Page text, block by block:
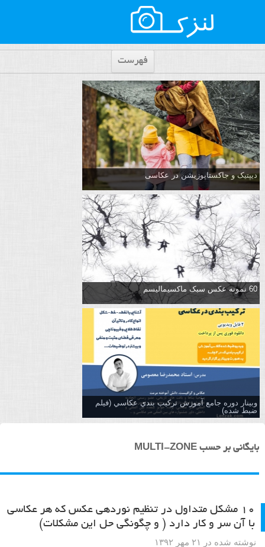
فهرست
دیپتیک و جاکستا‌پوزیشن در عکاسی
60 نمونه عکس سبک ماکسیمالیسم
وبینار دوره جامع آموزش تركيب بندي عكاسي (فیلم
ضبط شده)
بایگانی بر حسب MULTI-ZONE
۱۰ مشکل متداول در تنظیم نوردهی عکس که هر عکاسی
با آن سر و کار دارد ( و چگونگی حل این مشکلات)
نوشته شده در ۲۱ مهر ۱۳۹۲